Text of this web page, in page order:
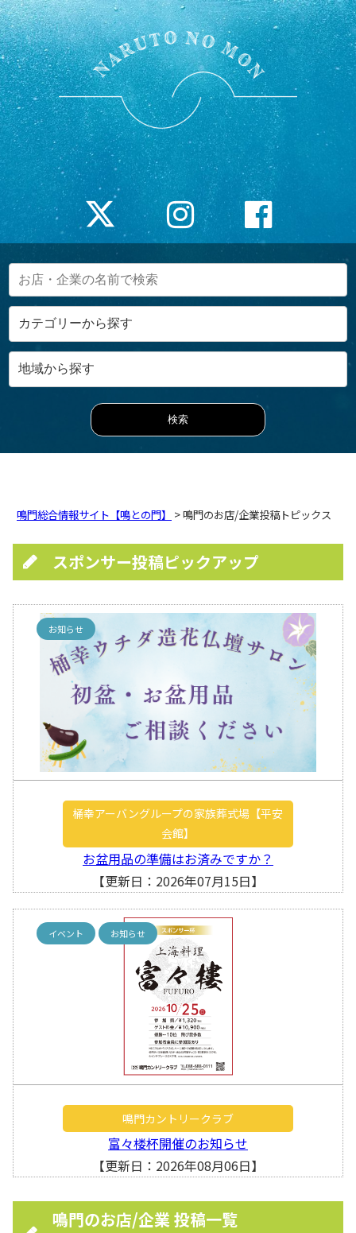
鳴門総合情報サイト【鳴との門】 > 鳴門のお店/企業投稿トピックス
スポンサー投稿ピックアップ
お知らせ
桶幸アーバングループの家族葬式場【平安
会館】
お盆用品の準備はお済みですか？
【更新日：2026年07月15日】
イベント お知らせ
鳴門カントリークラブ
富々楼杯開催のお知らせ
【更新日：2026年08月06日】
鳴門のお店/企業 投稿一覧